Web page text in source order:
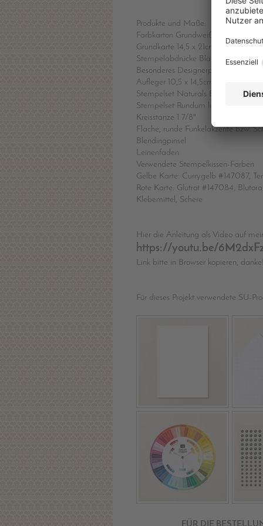
Produkte und Maße:
Farbkarton Grundweiß
Grundkarte 14,5 x 21cm ; gefalzt
Stempelabdrücke Blätter und
Besonderes Designerpapier
Aufleger 10,5 x 14,5cm
Stempelset Naturals Botanicals
Stempelset Rundum liebe Wünsche
Kreisstanze 1 7/8"
Flache, runde Funkelakzente bzw.
Blendingpinsel
Leinenfaden
Verwendete Stempelkissen-Farben
Gelbe Karte: Currygelb #147087,
Rote Karte: Glutrot #147084,
Klebemittel, Schere
Hier die Anleitung als Video auf
https://youtu.be/
Link bitte in Browser kopieren,
Für dieses Projekt verwendete SU-